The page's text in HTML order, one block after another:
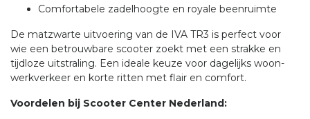
Comfortabele zadelhoogte en royale beenruimte
De matzwarte uitvoering van de IVA TR3 is perfect voor
wie een betrouwbare scooter zoekt met een strakke en
tijdloze uitstraling. Een ideale keuze voor dagelijks woon-
werkverkeer en korte ritten met flair en comfort.
Voordelen bij Scooter Center Nederland: